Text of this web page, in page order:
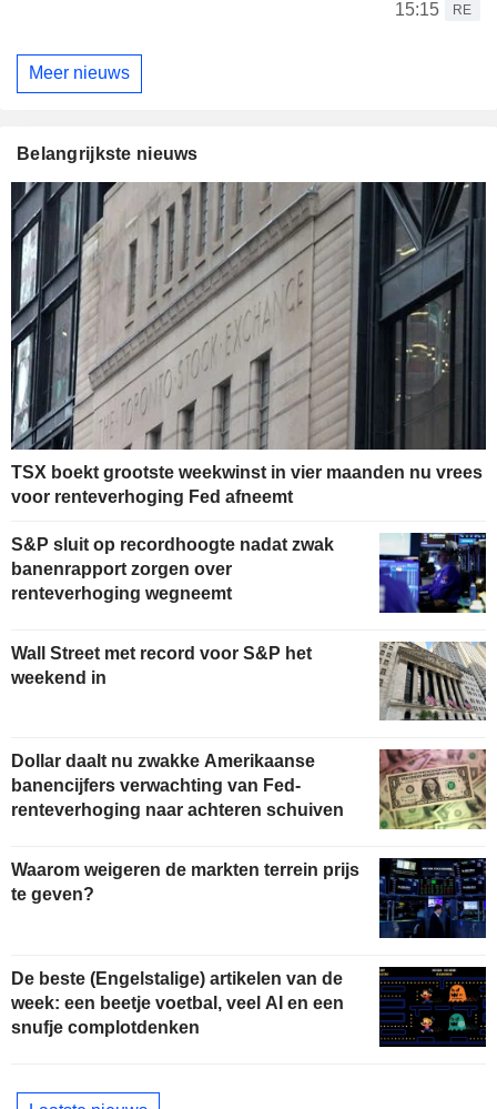
15:15 RE
Meer nieuws
Belangrijkste nieuws
TSX boekt grootste weekwinst in vier maanden nu vrees
voor renteverhoging Fed afneemt
S&P sluit op recordhoogte nadat zwak
banenrapport zorgen over
renteverhoging wegneemt
Wall Street met record voor S&P het
weekend in
Dollar daalt nu zwakke Amerikaanse
banencijfers verwachting van Fed-
renteverhoging naar achteren schuiven
Waarom weigeren de markten terrein prijs
te geven?
De beste (Engelstalige) artikelen van de
week: een beetje voetbal, veel AI en een
snufje complotdenken